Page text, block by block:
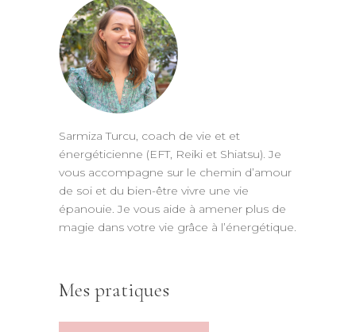
Sarmiza Turcu, coach de vie et et
énergéticienne (EFT, Reiki et Shiatsu). Je
vous accompagne sur le chemin d’amour
de soi et du bien-être vivre une vie
épanouie. Je vous aide à amener plus de
magie dans votre vie grâce à l’énergétique.
Mes pratiques